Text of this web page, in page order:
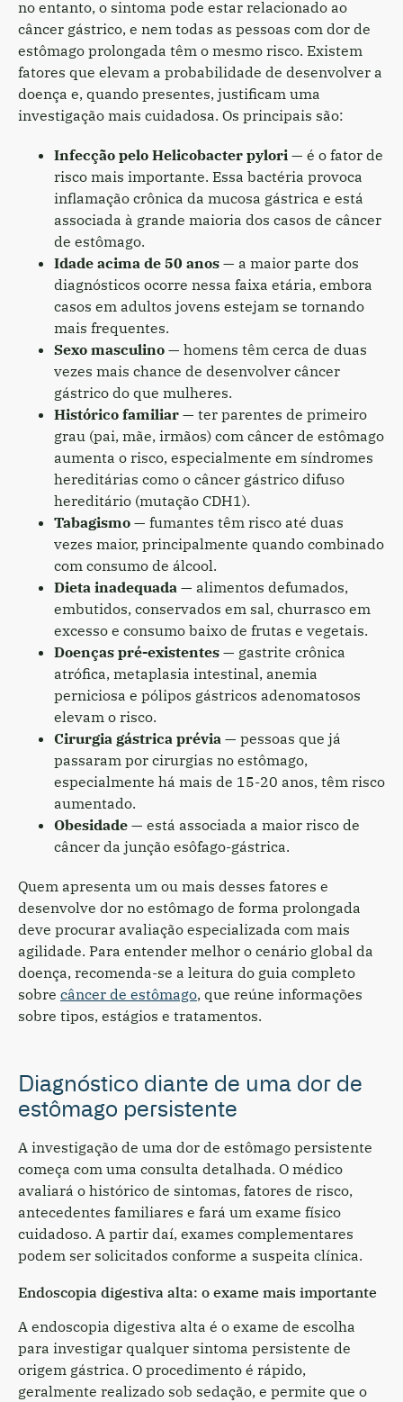
no entanto, o sintoma pode estar relacionado ao
câncer gástrico, e nem todas as pessoas com dor de
estômago prolongada têm o mesmo risco. Existem
fatores que elevam a probabilidade de desenvolver a
doença e, quando presentes, justificam uma
investigação mais cuidadosa. Os principais são:
Infecção pelo Helicobacter pylori — é o fator de
risco mais importante. Essa bactéria provoca
inflamação crônica da mucosa gástrica e está
associada à grande maioria dos casos de câncer
de estômago.
Idade acima de 50 anos — a maior parte dos
diagnósticos ocorre nessa faixa etária, embora
casos em adultos jovens estejam se tornando
mais frequentes.
Sexo masculino — homens têm cerca de duas
vezes mais chance de desenvolver câncer
gástrico do que mulheres.
Histórico familiar — ter parentes de primeiro
grau (pai, mãe, irmãos) com câncer de estômago
aumenta o risco, especialmente em síndromes
hereditárias como o câncer gástrico difuso
hereditário (mutação CDH1).
Tabagismo — fumantes têm risco até duas
vezes maior, principalmente quando combinado
com consumo de álcool.
Dieta inadequada — alimentos defumados,
embutidos, conservados em sal, churrasco em
excesso e consumo baixo de frutas e vegetais.
Doenças pré-existentes — gastrite crônica
atrófica, metaplasia intestinal, anemia
perniciosa e pólipos gástricos adenomatosos
elevam o risco.
Cirurgia gástrica prévia — pessoas que já
passaram por cirurgias no estômago,
especialmente há mais de 15-20 anos, têm risco
aumentado.
Obesidade — está associada a maior risco de
câncer da junção esôfago-gástrica.
Quem apresenta um ou mais desses fatores e
desenvolve dor no estômago de forma prolongada
deve procurar avaliação especializada com mais
agilidade. Para entender melhor o cenário global da
doença, recomenda-se a leitura do guia completo
sobre câncer de estômago, que reúne informações
sobre tipos, estágios e tratamentos.
Diagnóstico diante de uma dor de
estômago persistente
A investigação de uma dor de estômago persistente
começa com uma consulta detalhada. O médico
avaliará o histórico de sintomas, fatores de risco,
antecedentes familiares e fará um exame físico
cuidadoso. A partir daí, exames complementares
podem ser solicitados conforme a suspeita clínica.
Endoscopia digestiva alta: o exame mais importante
A endoscopia digestiva alta é o exame de escolha
para investigar qualquer sintoma persistente de
origem gástrica. O procedimento é rápido,
geralmente realizado sob sedação, e permite que o